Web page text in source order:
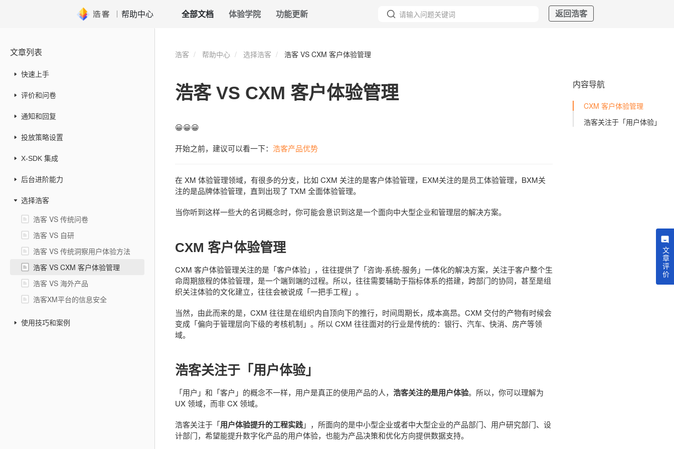
帮助中心 全部文档 体验学院 功能更新 返回浩客
文章列表
快速上手
评价和问卷
通知和回复
投放策略设置
X-SDK 集成
后台进阶能力
选择浩客
浩客 VS 传统问卷
浩客 VS 自研
浩客 VS 传统洞察用户体验方法
浩客 VS CXM 客户体验管理
浩客 VS 海外产品
浩客XM平台的信息安全
使用技巧和案例
浩客 帮助中心 选择浩客 浩客 VS CXM 客户体验管理
浩客 VS CXM 客户体验管理
😀😀😀
开始之前，建议可以看一下： 浩客产品优势
在 XM 体验管理领域，有很多的分支，比如 CXM 关注的是客户体验管理，EXM关注的是员工体验管理，BXM关
注的是品牌体验管理，直到出现了 TXM 全面体验管理。
当你听到这样一些大的名词概念时，你可能会意识到这是一个面向中大型企业和管理层的解决方案。
CXM 客户体验管理
CXM 客户体验管理关注的是「客户体验」，往往提供了「咨询-系统-服务」一体化的解决方案，关注于客户整个生
命周期旅程的体验管理，是一个端到端的过程。所以，往往需要辅助于指标体系的搭建，跨部门的协同，甚至是组
织关注体验的文化建立，往往会被说成「一把手工程」。
当然，由此而来的是，CXM 往往是在组织内自顶向下的推行，时间周期长，成本高昂。CXM 交付的产物有时候会
变成「偏向于管理层向下级的考核机制」。所以 CXM 往往面对的行业是传统的：银行、汽车、快消、房产等领
域。
浩客关注于「用户体验」
「用户」和「客户」的概念不一样，用户是真正的使用产品的人， 浩客关注的是用户体验。所以，你可以理解为
UX 领域，而非 CX 领域。
浩客关注于「用户体验提升的工程实践」，所面向的是中小型企业或者中大型企业的产品部门、用户研究部门、设
计部门，希望能提升数字化产品的用户体验，也能为产品决策和优化方向提供数据支持。
内容导航
CXM 客户体验管理
浩客关注于「用户体验」
文章评价